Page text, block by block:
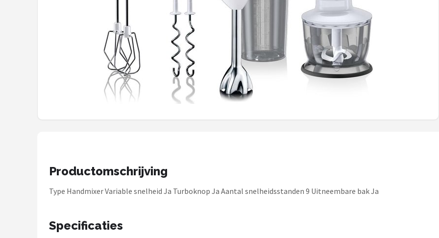
Nutribullet
Productomschrijving
Type Handmixer Variable snelheid Ja Turboknop Ja Aantal snelheidsstanden 9 Uitneembare bak Ja
Specificaties